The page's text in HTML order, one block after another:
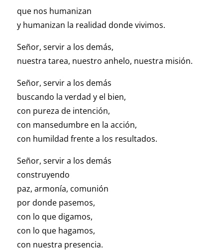
que nos humanizan
y humanizan la realidad donde vivimos.
Señor, servir a los demás,
nuestra tarea, nuestro anhelo, nuestra misión.
Señor, servir a los demás
buscando la verdad y el bien,
con pureza de intención,
con mansedumbre en la acción,
con humildad frente a los resultados.
Señor, servir a los demás
construyendo
paz, armonía, comunión
por donde pasemos,
con lo que digamos,
con lo que hagamos,
con nuestra presencia.